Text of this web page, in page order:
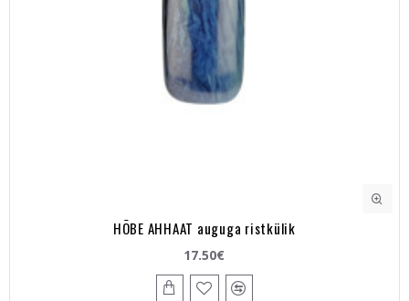
HÕBE AHHAAT auguga ristkülik
17.50€